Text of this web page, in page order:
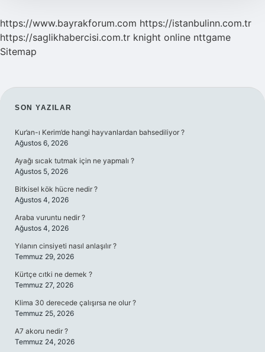
https://www.bayrakforum.com https://istanbulinn.com.tr
https://saglikhabercisi.com.tr knight online nttgame
Sitemap
SIDEBAR
SON YAZILAR
Kur’an-ı Kerim’de hangi hayvanlardan bahsediliyor ?
Ağustos 6, 2026
Ayağı sıcak tutmak için ne yapmalı ?
Ağustos 5, 2026
Bitkisel kök hücre nedir ?
Ağustos 4, 2026
Araba vuruntu nedir ?
Ağustos 4, 2026
Yılanın cinsiyeti nasıl anlaşılır ?
Temmuz 29, 2026
Kürtçe cıtki ne demek ?
Temmuz 27, 2026
Klima 30 derecede çalışırsa ne olur ?
Temmuz 25, 2026
A7 akoru nedir ?
Temmuz 24, 2026